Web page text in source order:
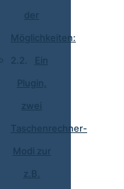
der
Möglichkeiten:
Ein
Plugin,
zwei
Taschenrechner-
Modi zur
z.B.